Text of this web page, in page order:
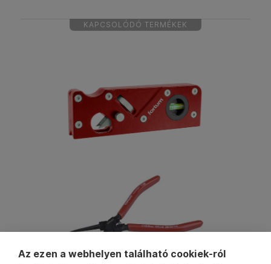
KAPCSOLÓDÓ TERMÉKEK
Az ezen a webhelyen található cookiek-ról